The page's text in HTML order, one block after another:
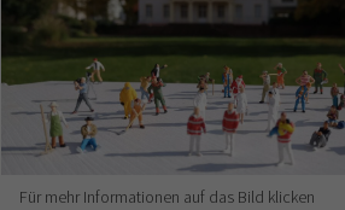
Für mehr Informationen auf das Bild klicken